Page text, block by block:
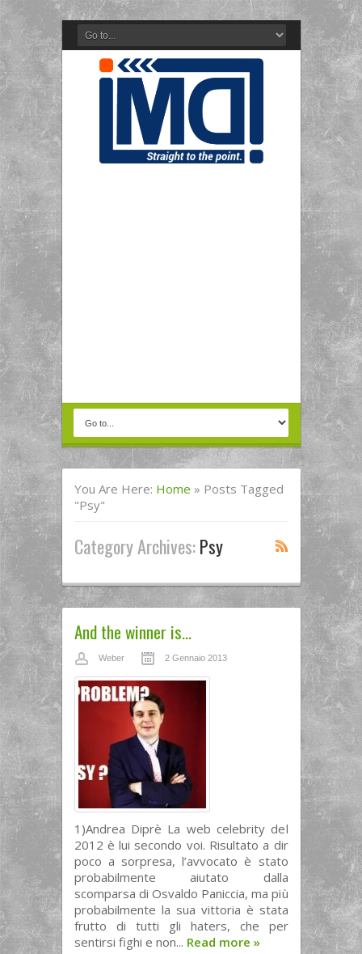
You Are Here: Home » Posts Tagged
"psy"
Category Archives:Psy
And the winner is…
Weber 2 Gennaio 2013
1)Andrea Diprè La web celebrity del
2012 è lui secondo voi. Risultato a dir
poco a sorpresa, l’avvocato è stato
probabilmente aiutato dalla
scomparsa di Osvaldo Paniccia, ma più
probabilmente la sua vittoria è stata
frutto di tutti gli haters, che per
sentirsi fighi e non... Read more »